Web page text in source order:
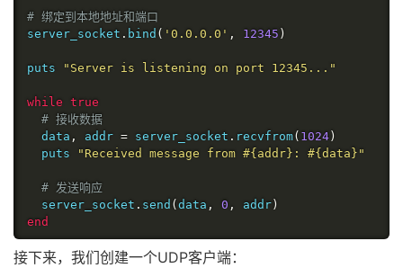
# 绑定到本地地址和端口
server_socket . bind ( '0.0.0.0' , 12345 )
puts "Server is listening on port 12345..."
while true
# 接收数据
  data
, addr = server_socket . recvfrom( 1024 )
  puts
"Received message from #{addr}: #{data}"
# 发送响应
  server_socket
. send ( data , 0 , addr )
end
接下来，我们创建一个UDP客户端：